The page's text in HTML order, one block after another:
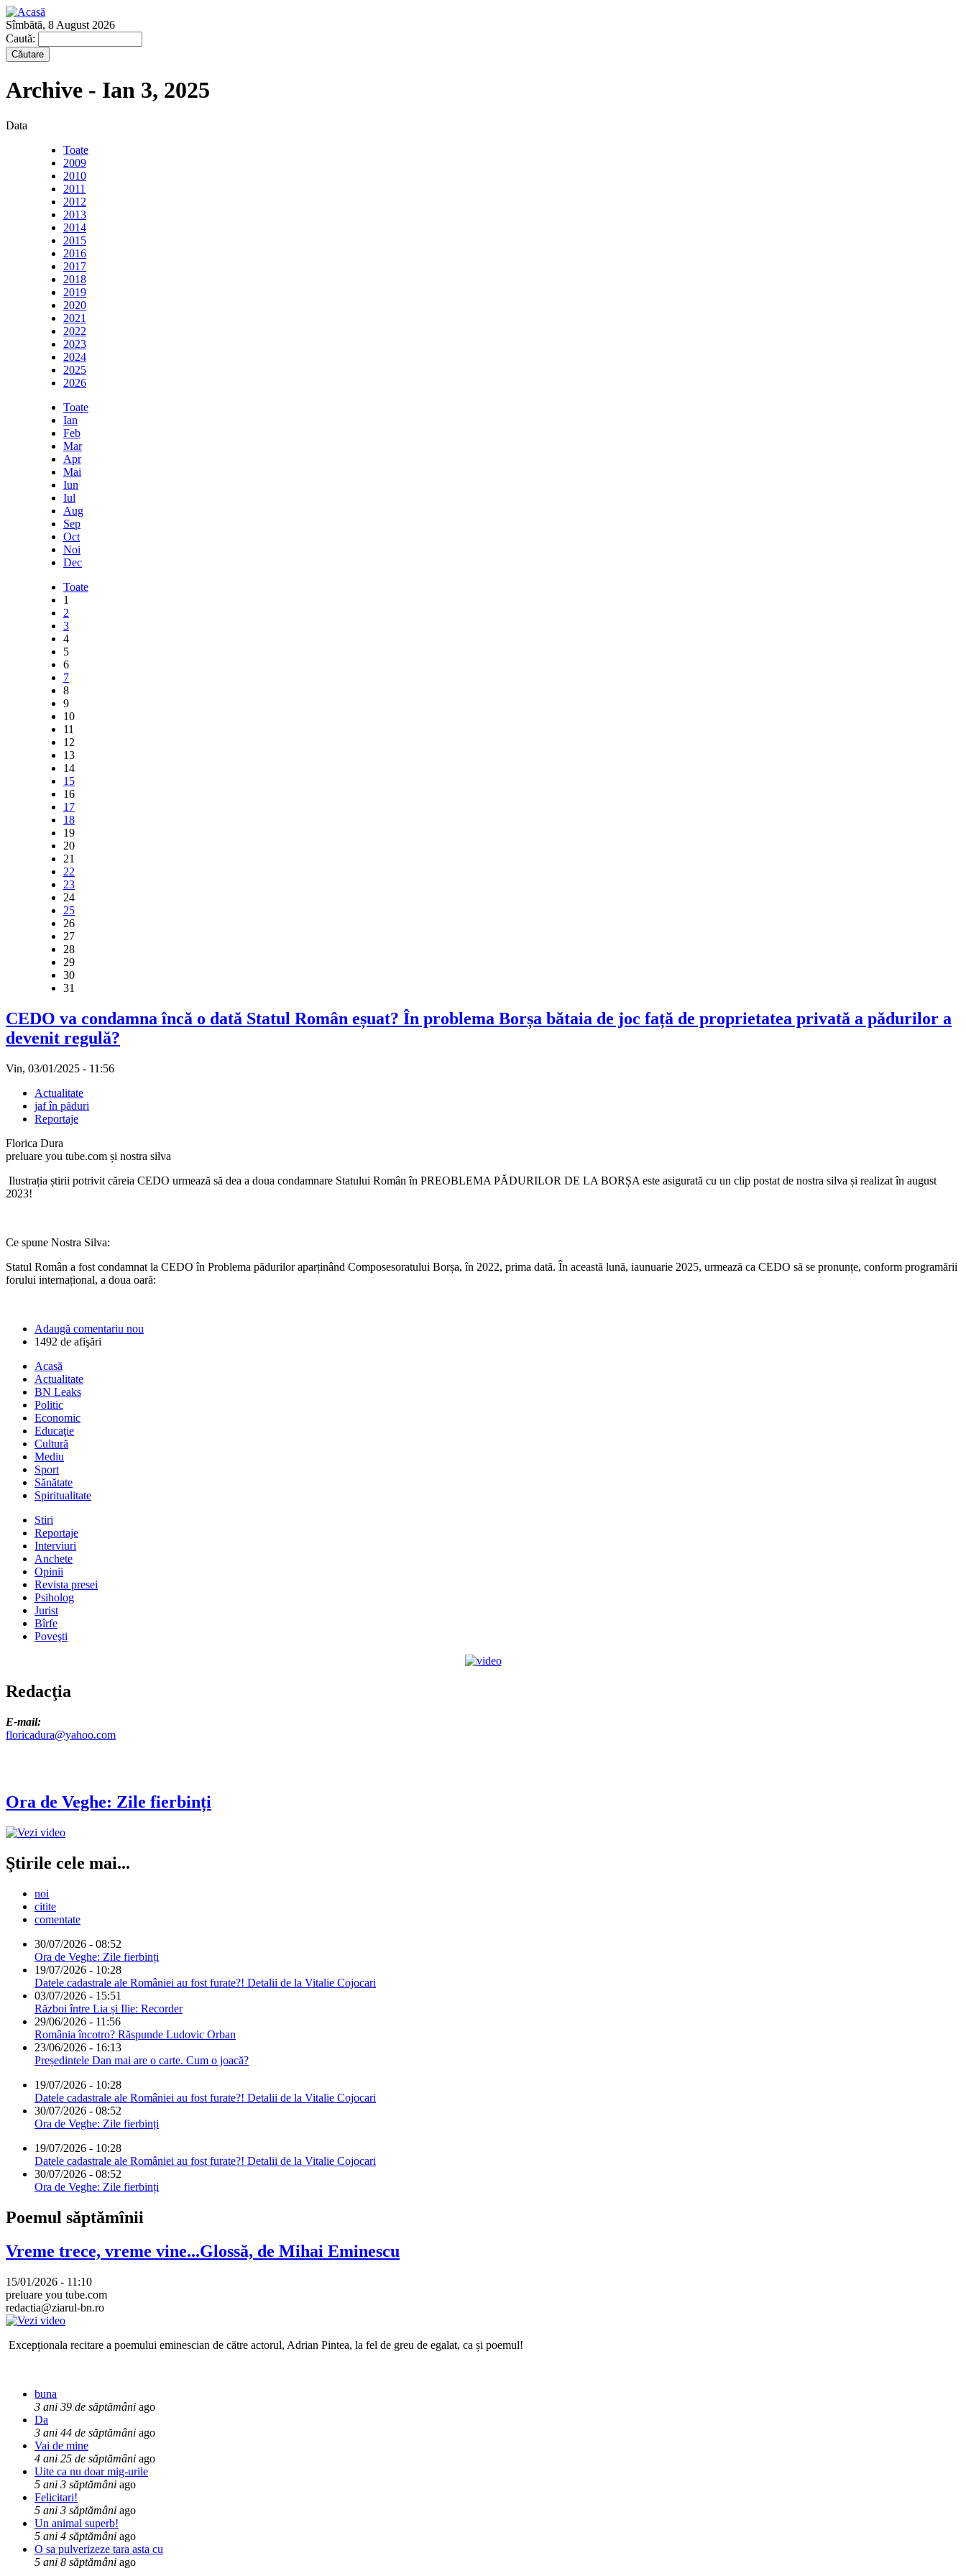
Sîmbătă, 8 August 2026
Caută:
Archive - Ian 3, 2025
Data
Toate
2009
2010
2011
2012
2013
2014
2015
2016
2017
2018
2019
2020
2021
2022
2023
2024
2025
2026
Toate
Ian
Feb
Mar
Apr
Mai
Iun
Iul
Aug
Sep
Oct
Noi
Dec
Toate
1
2
3
4
5
6
7
8
9
10
11
12
13
14
15
16
17
18
19
20
21
22
23
24
25
26
27
28
29
30
31
CEDO va condamna încă o dată Statul Român eșuat? În problema Borșa bătaia de joc față de proprietatea privată a pădurilor a
devenit regulă?
Vin, 03/01/2025 - 11:56
Actualitate
jaf în păduri
Reportaje
Florica Dura
preluare you tube.com și nostra silva
Ilustrația știrii potrivit căreia CEDO urmează să dea a doua condamnare Statului Român în PREOBLEMA PĂDURILOR DE LA BORȘA este asigurată cu un clip postat de nostra silva și realizat în august
2023!
Ce spune Nostra Silva:
Statul Român a fost condamnat la CEDO în Problema pădurilor aparținând Composesoratului Borșa, în 2022, prima dată. În această lună, iaunuarie 2025, urmează ca CEDO să se pronunțe, conform programării
forului internațional, a doua oară:
Adaugă comentariu nou
1492 de afişări
Acasă
Actualitate
BN Leaks
Politic
Economic
Educaţie
Cultură
Mediu
Sport
Sănătate
Spiritualitate
Stiri
Reportaje
Interviuri
Anchete
Opinii
Revista presei
Psiholog
Jurist
Bîrfe
Poveşti
Redacţia
E-mail:
floricadura@yahoo.com
Ora de Veghe: Zile fierbinți
Ştirile cele mai...
noi
citite
comentate
30/07/2026 - 08:52
Ora de Veghe: Zile fierbinți
19/07/2026 - 10:28
Datele cadastrale ale României au fost furate?! Detalii de la Vitalie Cojocari
03/07/2026 - 15:51
Război între Lia și Ilie: Recorder
29/06/2026 - 11:56
România încotro? Răspunde Ludovic Orban
23/06/2026 - 16:13
Președintele Dan mai are o carte. Cum o joacă?
19/07/2026 - 10:28
Datele cadastrale ale României au fost furate?! Detalii de la Vitalie Cojocari
30/07/2026 - 08:52
Ora de Veghe: Zile fierbinți
19/07/2026 - 10:28
Datele cadastrale ale României au fost furate?! Detalii de la Vitalie Cojocari
30/07/2026 - 08:52
Ora de Veghe: Zile fierbinți
Poemul săptămînii
Vreme trece, vreme vine...Glossă, de Mihai Eminescu
15/01/2026 - 11:10
preluare you tube.com
redactia@ziarul-bn.ro
Excepționala recitare a poemului eminescian de către actorul, Adrian Pintea, la fel de greu de egalat, ca și poemul!
buna
3 ani 39 de săptămâni ago
Da
3 ani 44 de săptămâni ago
Vai de mine
4 ani 25 de săptămâni ago
Uite ca nu doar mig-urile
5 ani 3 săptămâni ago
Felicitari!
5 ani 3 săptămâni ago
Un animal superb!
5 ani 4 săptămâni ago
O sa pulverizeze tara asta cu
5 ani 8 săptămâni ago